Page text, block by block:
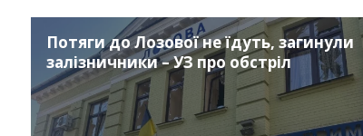
Потяги до Лозової не їдуть, загинули
залізничники – УЗ про обстріл